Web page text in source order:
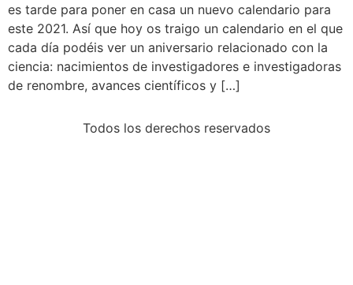
es tarde para poner en casa un nuevo calendario para
este 2021. Así que hoy os traigo un calendario en el que
cada día podéis ver un aniversario relacionado con la
ciencia: nacimientos de investigadores e investigadoras
de renombre, avances científicos y […]
Todos los derechos reservados